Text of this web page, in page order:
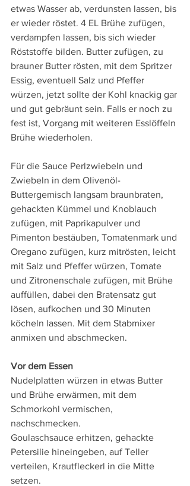
etwas Wasser ab, verdunsten lassen, bis
er wieder röstet. 4 EL Brühe zufügen,
verdampfen lassen, bis sich wieder
Röststoffe bilden. Butter zufügen, zu
brauner Butter rösten, mit dem Spritzer
Essig, eventuell Salz und Pfeffer
würzen, jetzt sollte der Kohl knackig gar
und gut gebräunt sein. Falls er noch zu
fest ist, Vorgang mit weiteren Esslöffeln
Brühe wiederholen.
Für die Sauce Perlzwiebeln und
Zwiebeln in dem Olivenöl-
Buttergemisch langsam braunbraten,
gehackten Kümmel und Knoblauch
zufügen, mit Paprikapulver und
Pimenton bestäuben, Tomatenmark und
Oregano zufügen, kurz mitrösten, leicht
mit Salz und Pfeffer würzen, Tomate
und Zitronenschale zufügen, mit Brühe
auffüllen, dabei den Bratensatz gut
lösen, aufkochen und 30 Minuten
köcheln lassen. Mit dem Stabmixer
anmixen und abschmecken.
Vor dem Essen
Nudelplatten würzen in etwas Butter
und Brühe erwärmen, mit dem
Schmorkohl vermischen,
nachschmecken.
Goulaschsauce erhitzen, gehackte
Petersilie hineingeben, auf Teller
verteilen, Krautfleckerl in die Mitte
setzen.